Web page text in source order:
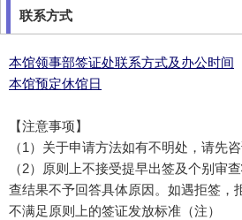
联系方式
本馆领事部签证处联系方式及办公时间
本馆预定休馆日
【注意事项】
（1）关于申请方法如有不明处，请先咨
（2）原则上不接受提早出签及个别审
查结果不予回答具体原因。如遇拒签，
不满足原则上的签证发放标准（注）